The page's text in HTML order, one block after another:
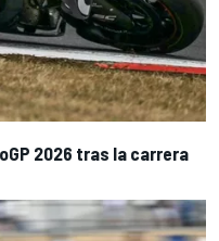
2026 tras la carrera